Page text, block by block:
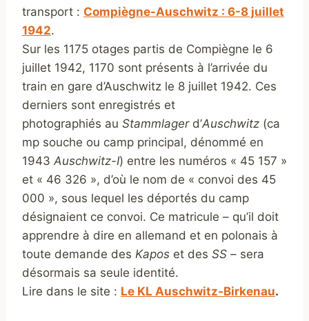
transport : Compiègne-Auschwitz : 6-8 juillet
1942.
Sur les 1175 otages partis de Compiègne le 6
juillet 1942, 1170 sont présents à l’arrivée du
train en gare d’Auschwitz le 8 juillet 1942. Ces
derniers sont enregistrés et
photographiés au Stammlagerd’Auschwitz (ca
mp souche ou camp principal, dénommé en
1943 Auschwitz-I) entre les numéros « 45 157 »
et « 46 326 », d’où le nom de « convoi des 45
000 », sous lequel les déportés du camp
désignaient ce convoi. Ce matricule – qu’il doit
apprendre à dire en allemand et en polonais à
toute demande des Kapos et des SS – sera
désormais sa seule identité.
Lire dans le site : Le KL Auschwitz-Birkenau.